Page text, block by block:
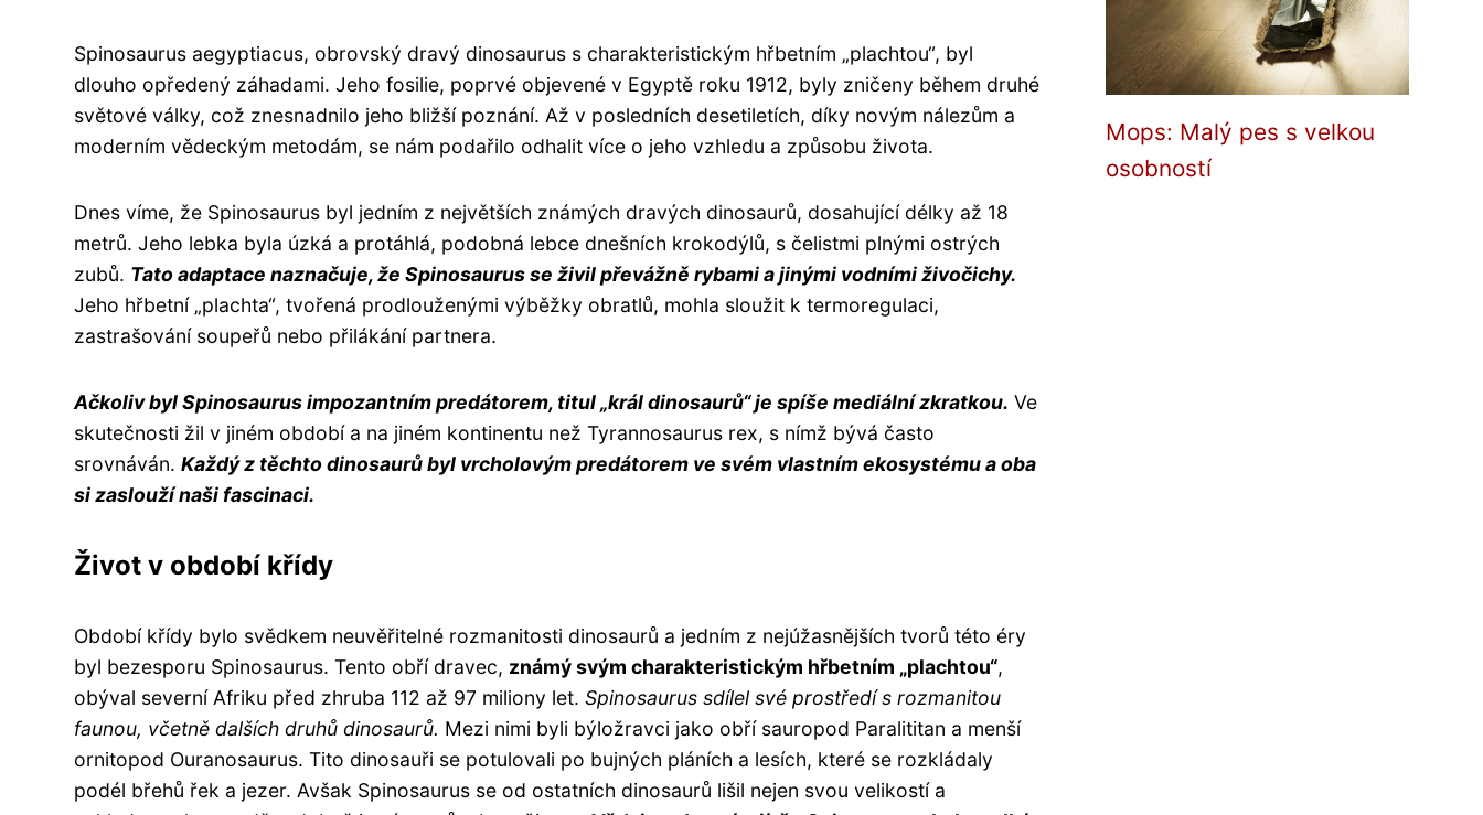
Spinosaurus aegyptiacus, obrovský dravý dinosaurus s charakteristickým hřbetním „plachtou“, byl
dlouho opředený záhadami. Jeho fosilie, poprvé objevené v Egyptě roku 1912, byly zničeny během druhé
světové války, což znesnadnilo jeho bližší poznání. Až v posledních desetiletích, díky novým nálezům a
moderním vědeckým metodám, se nám podařilo odhalit více o jeho vzhledu a způsobu života.
Dnes víme, že Spinosaurus byl jedním z největších známých dravých dinosaurů, dosahující délky až 18
metrů. Jeho lebka byla úzká a protáhlá, podobná lebce dnešních krokodýlů, s čelistmi plnými ostrých
zubů. Tato adaptace naznačuje, že Spinosaurus se živil převážně rybami a jinými vodními živočichy.
Jeho hřbetní „plachta“, tvořená prodlouženými výběžky obratlů, mohla sloužit k termoregulaci,
zastrašování soupeřů nebo přilákání partnera.
Ačkoliv byl Spinosaurus impozantním predátorem, titul „král dinosaurů“ je spíše mediální zkratkou. Ve
skutečnosti žil v jiném období a na jiném kontinentu než Tyrannosaurus rex, s nímž bývá často
srovnáván. Každý z těchto dinosaurů byl vrcholovým predátorem ve svém vlastním ekosystému a oba
si zaslouží naši fascinaci.
Život v období křídy
Období křídy bylo svědkem neuvěřitelné rozmanitosti dinosaurů a jedním z nejúžasnějších tvorů této éry
byl bezesporu Spinosaurus. Tento obří dravec, známý svým charakteristickým hřbetním „plachtou“,
obýval severní Afriku před zhruba 112 až 97 miliony let. Spinosaurus sdílel své prostředí s rozmanitou
faunou, včetně dalších druhů dinosaurů. Mezi nimi byli býložravci jako obří sauropod Paralititan a menší
ornitopod Ouranosaurus. Tito dinosauři se potulovali po bujných pláních a lesích, které se rozkládaly
podél břehů řek a jezer. Avšak Spinosaurus se od ostatních dinosaurů lišil nejen svou velikostí a
Mops: Malý pes s velkou
osobností